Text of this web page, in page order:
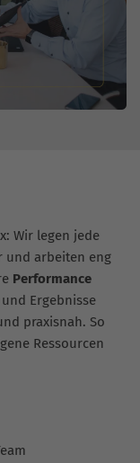
Wir legen jede
und arbeiten eng
Performance
Ergebnisse
praxisnah. So
Ressourcen